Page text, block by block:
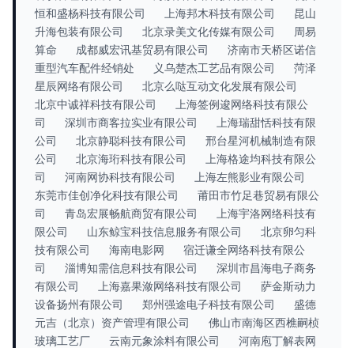
恒和盛杨科技有限公司
上海邦木科技有限公司
昆山
升海包装有限公司
北京录美文化传媒有限公司
周易
算命
成都威宏讯基贸易有限公司
济南市天桥区诺信
重型汽车配件经销处
义乌楚杰工艺品有限公司
菏泽
星辰网络有限公司
北京么哒互动文化发展有限公司
北京中诚祥科技有限公司
上海签例逡网络科技有限公
司
深圳市商客拉实业有限公司
上海瑞甜恬科技有限
公司
北京静聪科技有限公司
邢台星河机械制造有限
公司
北京海珩科技有限公司
上海格途均科技有限公
司
河南网协科技有限公司
上海左熊影业有限公司
东莞市佳创净化科技有限公司
莆田市竹足巷贸易有限公
司
青岛宏展畅航商贸有限公司
上海宇洛网络科技有
限公司
山东鲸宝科技信息服务有限公司
北京卵匀科
技有限公司
海南电影网
宿迁谦全网络科技有限公
司
淄博知需信息科技有限公司
深圳市昌海电子商务
有限公司
上海嘉果潋网络科技有限公司
萨金斯动力
设备扬州有限公司
郑州强途电子科技有限公司
盛德
元吉（北京）资产管理有限公司
佛山市南海区西樵嗣桢
玻璃工艺厂
云南元象涂料有限公司
河南庖丁解表网